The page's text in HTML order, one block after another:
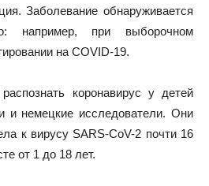
Заболевание обнаруживается
например, при выборочном
на COVID-19.
коронавирус у детей
и немецкие исследователи. Они
к вирусу SARS-CoV-2 почти 16
от 1 до 18 лет.